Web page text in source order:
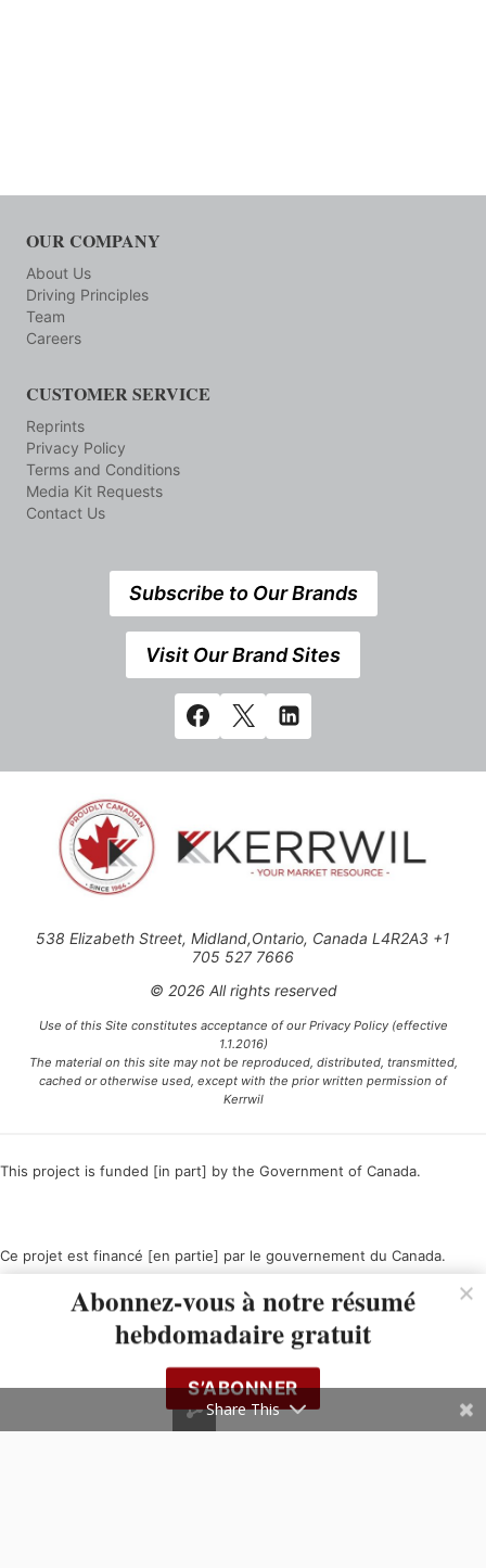
OUR COMPANY
About Us
Driving Principles
Team
Careers
CUSTOMER SERVICE
Reprints
Privacy Policy
Terms and Conditions
Media Kit Requests
Contact Us
Subscribe to Our Brands
Visit Our Brand Sites
538 Elizabeth Street, Midland,Ontario, Canada L4R2A3 +1
705 527 7666
© 2026 All rights reserved
Use of this Site constitutes acceptance of our Privacy Policy (effective
1.1.2016)
The material on this site may not be reproduced, distributed, transmitted,
cached or otherwise used, except with the prior written permission of
Kerrwil
This project is funded [in part] by the Government of Canada.
Ce projet est financé [en partie] par le gouvernement du Canada.
Abonnez-vous à notre résumé
hebdomadaire gratuit
S’ABONNER
Share This